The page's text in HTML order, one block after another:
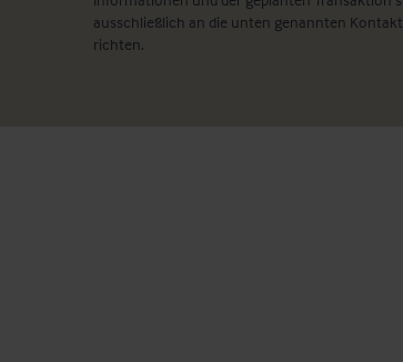
ausschließlich an die unten genannten
richten.